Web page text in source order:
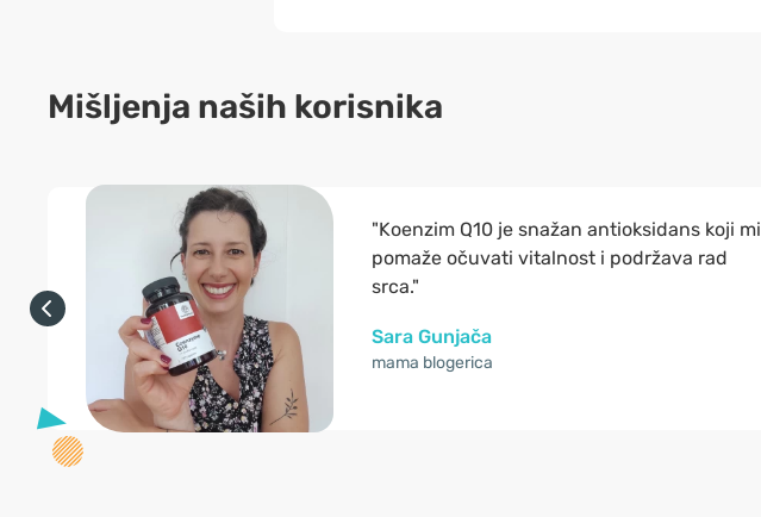
Mišljenja naših korisnika
"Koenzim Q10 je snažan antioksidans koji mi
pomaže očuvati vitalnost i podržava rad
srca."
Sara Gunjača
mama blogerica